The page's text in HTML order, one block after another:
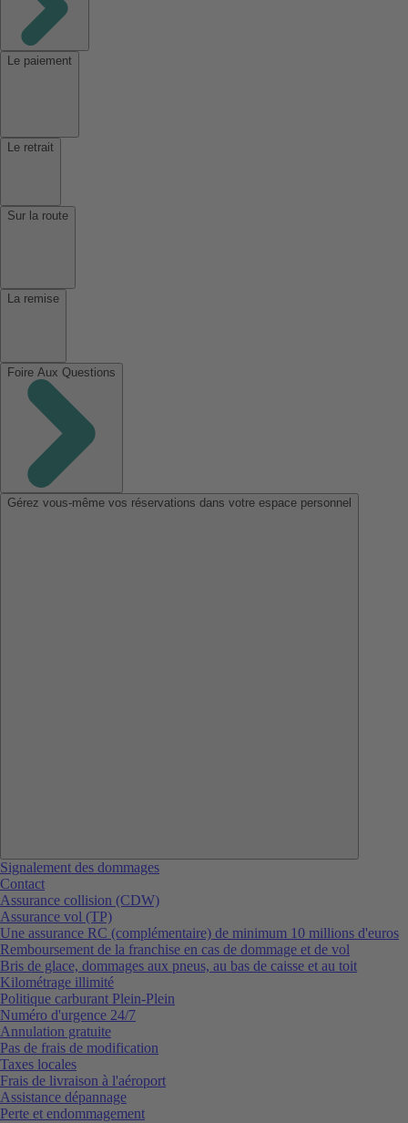
Le paiement
Le retrait
Sur la route
La remise
Foire Aux Questions
Gérez vous-même vos réservations dans votre espace personnel
Signalement des dommages
Contact
Assurance collision (CDW)
Assurance vol (TP)
Une assurance RC (complémentaire) de minimum 10 millions d'euros
Remboursement de la franchise en cas de dommage et de vol
Bris de glace, dommages aux pneus, au bas de caisse et au toit
Kilométrage illimité
Politique carburant Plein-Plein
Numéro d'urgence 24/7
Annulation gratuite
Pas de frais de modification
Taxes locales
Frais de livraison à l'aéroport
Assistance dépannage
Perte et endommagement